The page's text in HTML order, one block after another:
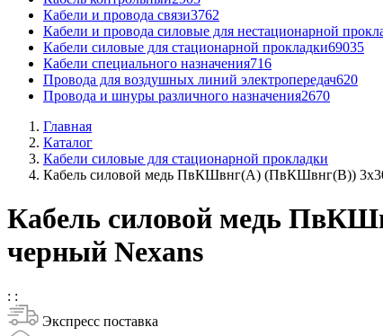
Кабели и провода связи3762
Кабели и провода силовые для нестационарной
Кабели силовые для стационарной прокладки69035
Кабели специального назначения716
Провода для воздушных линий электропередач620
Провода и шнуры различного назначения2670
Главная
Каталог
Кабели силовые для стационарной прокладки
Кабель силовой медь ПвКШвнг(А) (ПвКШвнг(B))
Кабель силовой медь
черный Nexans
: :
Экспресс поставка